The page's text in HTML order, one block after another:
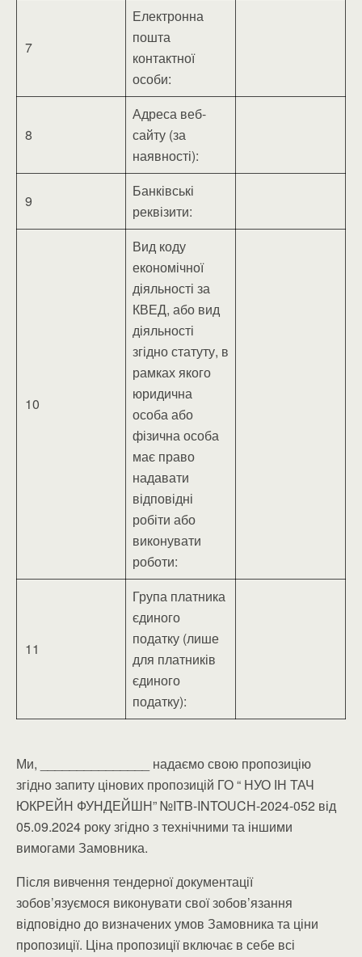
7
Електронна
пошта
контактної
особи:
8
Адреса веб-
сайту (за
наявності):
9
Банківські
реквізити:
10
Вид коду
економічної
діяльності за
КВЕД, або вид
діяльності
згідно статуту, в
рамках якого
юридична
особа або
фізична особа
має право
надавати
відповідні
робіти або
виконувати
роботи:
11
Група платника
єдиного
податку (лише
для платників
єдиного
податку):
Ми, _______________ надаємо свою пропозицію
згідно запиту цінових пропозицій ГО “ НУО ІН ТАЧ
ЮКРЕЙН ФУНДЕЙШН” №ITB-INTOUCH-2024-052 від
05.09.2024 року згідно з технічними та іншими
вимогами Замовника.
Після вивчення тендерної документації
зобов’язуємося виконувати свої зобов’язання
відповідно до визначених умов Замовника та ціни
пропозиції. Ціна пропозиції включає в себе всі